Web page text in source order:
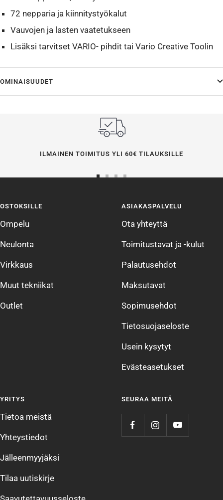
72 nepparia ja kiinnitystyökalut
Vauvojen ja lasten vaatetukseen
Lisäksi tarvitset VARIO- pihdit tai Vario Creative Toolin
OMINAISUUDET
ILMAINEN TOIMITUS YLI 60€ TILAUKSILLE
4
OSTOKSILLE
Ompelu
Neulonta
Virkkaus
Muut tekniikat
Outlet
ASIAKASPALVELU
Ota yhteyttä
Toimitustavat ja -kulut
Palautusehdot
Maksutavat
Sopimusehdot
Tietosuojaseloste
Usein kysytyt
Evästeasetukset
YRITYS
Tietoa meistä
Yhteystiedot
Jälleenmyyjäksi
Tilaa uutiskirje
SEURAA MEITÄ